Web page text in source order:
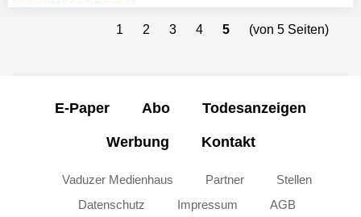
1 2 3 4 5 (von 5 Seiten)
E-Paper Abo Todesanzeigen
Werbung Kontakt
Vaduzer Medienhaus Partner
Stellen
Datenschutz
Impressum AGB